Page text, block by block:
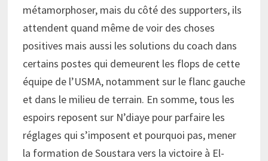
métamorphoser, mais du côté des supporters, ils
attendent quand même de voir des choses
positives mais aussi les solutions du coach dans
certains postes qui demeurent les flops de cette
équipe de l’USMA, notamment sur le flanc gauche
et dans le milieu de terrain. En somme, tous les
espoirs reposent sur N’diaye pour parfaire les
réglages qui s’imposent et pourquoi pas, mener
la formation de Soustara vers la victoire à El-